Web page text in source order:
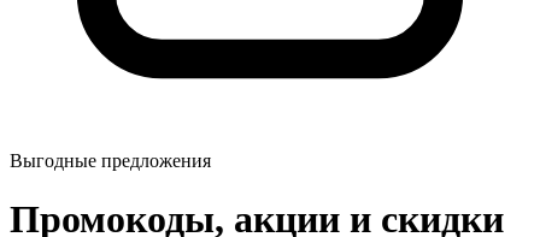
Выгодные предложения
Промокоды, акции и скидки